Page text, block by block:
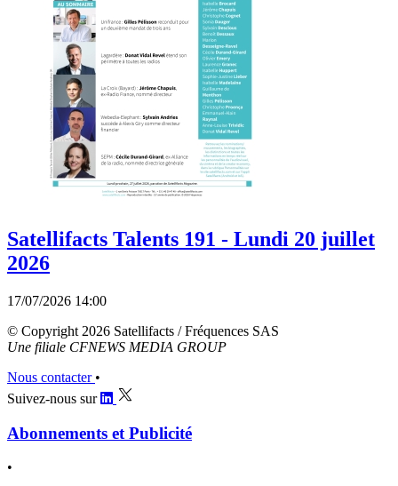
Satellifacts Talents 191 - Lundi 20 juillet
2026
17/07/2026 14:00
© Copyright 2026 Satellifacts / Fréquences SAS
Une filiale CFNEWS MEDIA GROUP
Nous contacter •
Suivez-nous sur
Abonnements et Publicité
•